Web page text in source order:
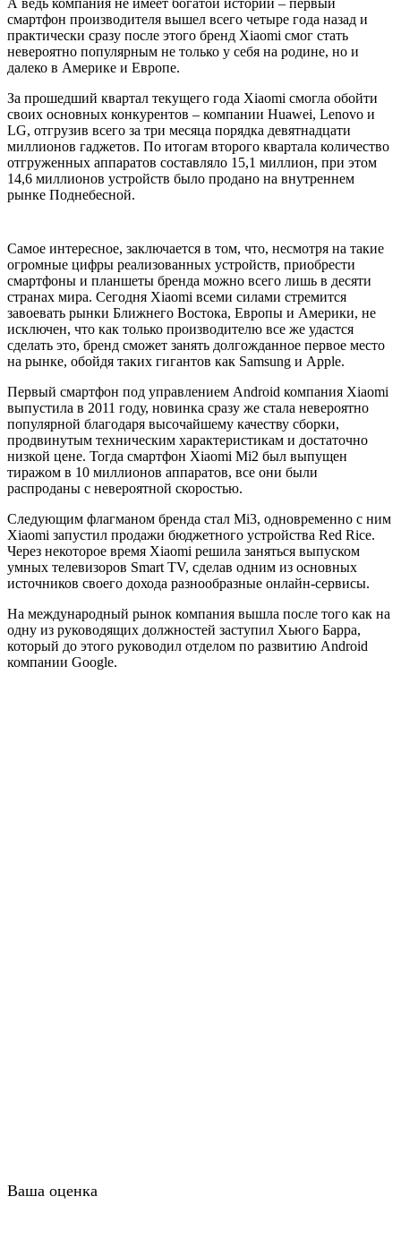
А ведь компания не имеет богатой истории – первый
смартфон производителя вышел всего четыре года назад и
практически сразу после этого бренд Xiaomi смог стать
невероятно популярным не только у себя на родине, но и
далеко в Америке и Европе.
За прошедший квартал текущего года Xiaomi смогла обойти
своих основных конкурентов – компании Huawei, Lenovo и
LG, отгрузив всего за три месяца порядка девятнадцати
миллионов гаджетов. По итогам второго квартала количество
отгруженных аппаратов составляло 15,1 миллион, при этом
14,6 миллионов устройств было продано на внутреннем
рынке Поднебесной.
Самое интересное, заключается в том, что, несмотря на такие
огромные цифры реализованных устройств, приобрести
смартфоны и планшеты бренда можно всего лишь в десяти
странах мира. Сегодня Xiaomi всеми силами стремится
завоевать рынки Ближнего Востока, Европы и Америки, не
исключен, что как только производителю все же удастся
сделать это, бренд сможет занять долгожданное первое место
на рынке, обойдя таких гигантов как Samsung и Apple.
Первый смартфон под управлением Android компания Xiaomi
выпустила в 2011 году, новинка сразу же стала невероятно
популярной благодаря высочайшему качеству сборки,
продвинутым техническим характеристикам и достаточно
низкой цене. Тогда смартфон Xiaomi Mi2 был выпущен
тиражом в 10 миллионов аппаратов, все они были
распроданы с невероятной скоростью.
Следующим флагманом бренда стал Mi3, одновременно с ним
Xiaomi запустил продажи бюджетного устройства Red Rice.
Через некоторое время Xiaomi решила заняться выпуском
умных телевизоров Smart TV, сделав одним из основных
источников своего дохода разнообразные онлайн-сервисы.
На международный рынок компания вышла после того как на
одну из руководящих должностей заступил Хьюго Барра,
который до этого руководил отделом по развитию Android
компании Google.
Ваша оценка